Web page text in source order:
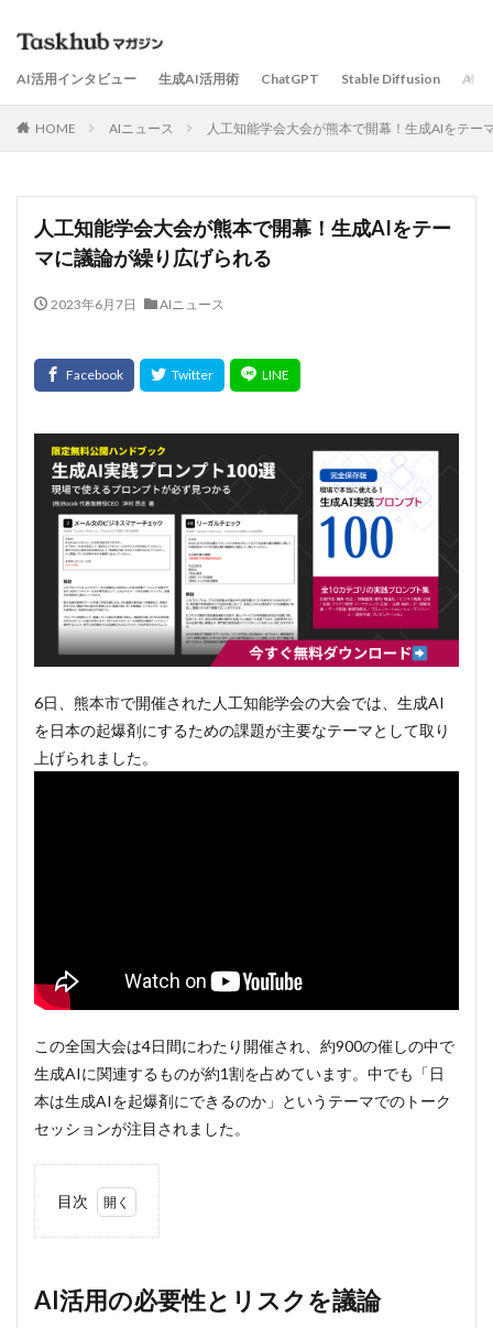
AI活用インタビュー 生成AI活用術 ChatGPT Stable Diffusion AIサ
HOME AIニュース 人工知能学会大会が熊本で開幕！生成AIをテー
人工知能学会大会が熊本で開幕！生成AIをテー
マに議論が繰り広げられる
2023年6月7日 AIニュース
6日、熊本市で開催された人工知能学会の大会では、生成AI
を日本の起爆剤にするための課題が主要なテーマとして取り
上げられました。
この全国大会は4日間にわたり開催され、約900の催しの中で
生成AIに関連するものが約1割を占めています。中でも「日
本は生成AIを起爆剤にできるのか」というテーマでのトーク
セッションが注目されました。
目次
必要
性と
AI活用の必要性とリスクを議論